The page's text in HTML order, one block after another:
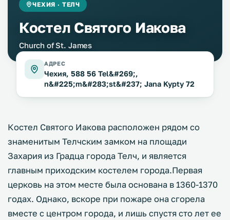
ЧЕХИЯ · ТЕЛЧ
Костел Святого Иакова
Church of St. James
АДРЕС
Чехия, 588 56 Tel&#269;,
n&#225;m&#283;st&#237; Jana Kypty 72
Костел Святого Иакова расположен рядом со
знаменитым Телчским замком на площади
Захария из Градца города Телч, и является
главным приходским костелем города.Первая
церковь на этом месте была основана в 1360-1370
годах. Однако, вскоре при пожаре она сгорела
вместе с центром города, и лишь спустя сто лет ее